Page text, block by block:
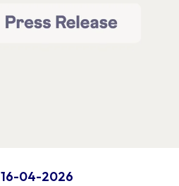
16-04-2026